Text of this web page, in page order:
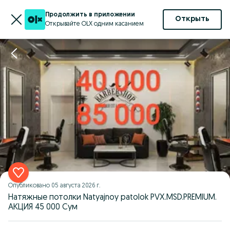
Продолжить в приложении
Открывайте OLX одним касанием
Открыть
Опубликовано 05 августа 2026 г.
Натяжные потолки Natyajnoy patolok PVX.MSD.PREMIUM.
АКЦИЯ 45 000 Сум